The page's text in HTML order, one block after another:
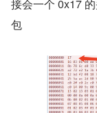
接会一个 0x17
包